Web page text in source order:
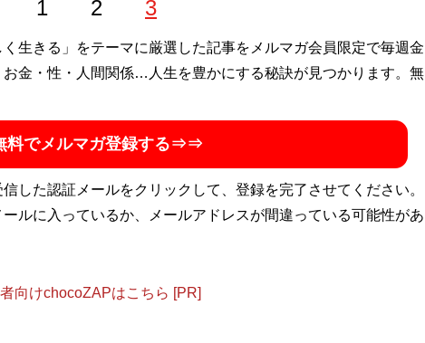
1 2 3
生きる」をテーマに厳選した記事をメルマガ会員限定で毎週金
金・性・人間関係…人生を豊かにする秘訣が見つかります。無
料でメルマガ登録する⇒⇒
した認証メールをクリックして、登録を完了させてください。
ルに入っているか、メールアドレスが間違っている可能性があ
向けchocoZAPはこちら [PR]